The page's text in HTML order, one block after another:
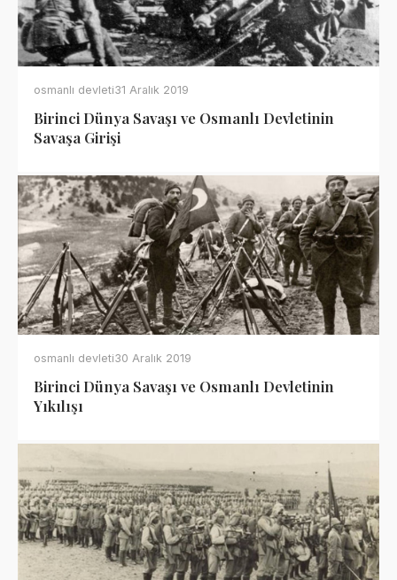
osmanlı devleti31 Aralık 2019
Birinci Dünya Savaşı ve Osmanlı Devletinin
Savaşa Girişi
osmanlı devleti30 Aralık 2019
Birinci Dünya Savaşı ve Osmanlı Devletinin
Yıkılışı